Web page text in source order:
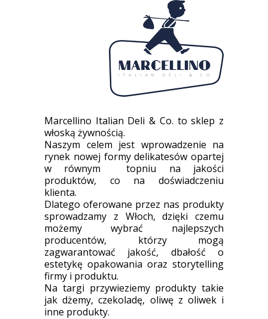
Marcellino Italian Deli & Co. to sklep z
włoską żywnością.
Naszym celem jest wprowadzenie na
rynek nowej formy delikatesów opartej
w równym topniu na jakości
produktów, co na doświadczeniu
klienta.
Dlatego oferowane przez nas produkty
sprowadzamy z Włoch, dzięki czemu
możemy wybrać najlepszych
producentów, którzy mogą
zagwarantować jakość, dbałość o
estetykę opakowania oraz storytelling
firmy i produktu.
Na targi przywieziemy produkty takie
jak dżemy, czekoladę, oliwę z oliwek i
inne produkty.